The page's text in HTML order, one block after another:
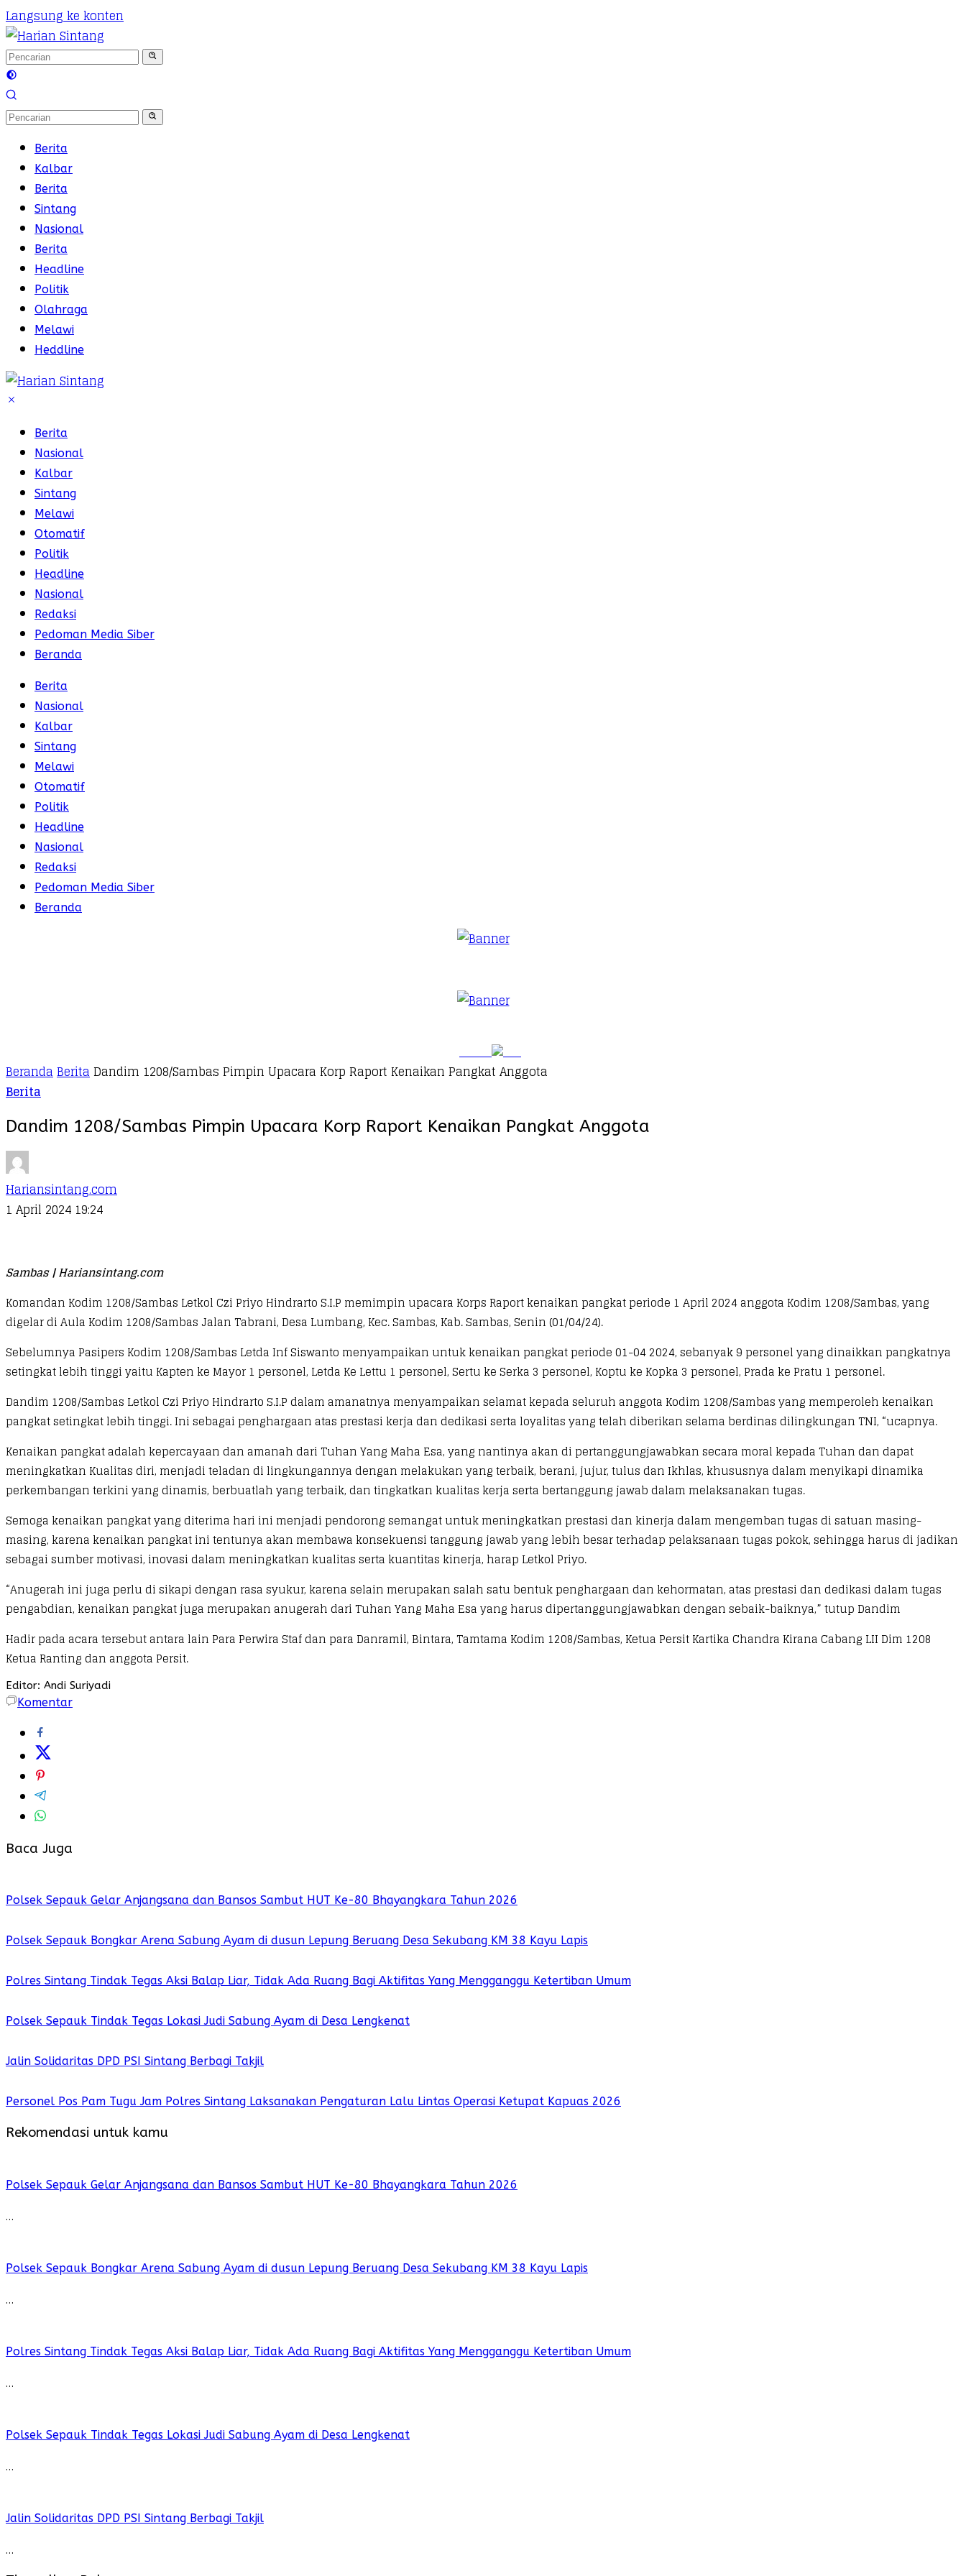
Langsung ke konten
Berita
Kalbar
Berita
Sintang
Nasional
Berita
Headline
Politik
Olahraga
Melawi
Heddline
Berita
Nasional
Kalbar
Sintang
Melawi
Otomatif
Politik
Headline
Nasional
Redaksi
Pedoman Media Siber
Beranda
Berita
Nasional
Kalbar
Sintang
Melawi
Otomatif
Politik
Headline
Nasional
Redaksi
Pedoman Media Siber
Beranda
BerandaBeritaDandim 1208/Sambas Pimpin Upacara Korp Raport Kenaikan Pangkat Anggota
Berita
Dandim 1208/Sambas Pimpin Upacara Korp Raport Kenaikan Pangkat Anggota
Hariansintang.com
1 April 2024 19:24
Sambas | Hariansintang.com
Komandan Kodim 1208/Sambas Letkol Czi Priyo Hindrarto S.I.P memimpin upacara Korps Raport kenaikan pangkat periode 1 April 2024 anggota Kodim 1208/Sambas, yang
digelar di Aula Kodim 1208/Sambas Jalan Tabrani, Desa Lumbang, Kec. Sambas, Kab. Sambas, Senin (01/04/24).
Sebelumnya Pasipers Kodim 1208/Sambas Letda Inf Siswanto menyampaikan untuk kenaikan pangkat periode 01-04 2024, sebanyak 9 personel yang dinaikkan pangkatnya
setingkat lebih tinggi yaitu Kapten ke Mayor 1 personel, Letda Ke Lettu 1 personel, Sertu ke Serka 3 personel, Koptu ke Kopka 3 personel, Prada ke Pratu 1 personel.
Dandim 1208/Sambas Letkol Czi Priyo Hindrarto S.I.P dalam amanatnya menyampaikan selamat kepada seluruh anggota Kodim 1208/Sambas yang memperoleh kenaikan
pangkat setingkat lebih tinggi. Ini sebagai penghargaan atas prestasi kerja dan dedikasi serta loyalitas yang telah diberikan selama berdinas dilingkungan TNI, “ucapnya.
Kenaikan pangkat adalah kepercayaan dan amanah dari Tuhan Yang Maha Esa, yang nantinya akan di pertanggungjawabkan secara moral kepada Tuhan dan dapat
meningkatkan Kualitas diri, menjadi teladan di lingkungannya dengan melakukan yang terbaik, berani, jujur, tulus dan Ikhlas, khususnya dalam menyikapi dinamika
perkembangan terkini yang dinamis, berbuatlah yang terbaik, dan tingkatkan kualitas kerja serta bertanggung jawab dalam melaksanakan tugas.
Semoga kenaikan pangkat yang diterima hari ini menjadi pendorong semangat untuk meningkatkan prestasi dan kinerja dalam mengemban tugas di satuan masing-
masing, karena kenaikan pangkat ini tentunya akan membawa konsekuensi tanggung jawab yang lebih besar terhadap pelaksanaan tugas pokok, sehingga harus di jadikan
sebagai sumber motivasi, inovasi dalam meningkatkan kualitas serta kuantitas kinerja, harap Letkol Priyo.
“Anugerah ini juga perlu di sikapi dengan rasa syukur, karena selain merupakan salah satu bentuk penghargaan dan kehormatan, atas prestasi dan dedikasi dalam tugas
pengabdian, kenaikan pangkat juga merupakan anugerah dari Tuhan Yang Maha Esa yang harus dipertanggungjawabkan dengan sebaik-baiknya,” tutup Dandim
Hadir pada acara tersebut antara lain Para Perwira Staf dan para Danramil, Bintara, Tamtama Kodim 1208/Sambas, Ketua Persit Kartika Chandra Kirana Cabang LII Dim 1208
Ketua Ranting dan anggota Persit.
Editor: Andi Suriyadi
Komentar
Baca Juga
Polsek Sepauk Gelar Anjangsana dan Bansos Sambut HUT Ke-80 Bhayangkara Tahun 2026
Polsek Sepauk Bongkar Arena Sabung Ayam di dusun Lepung Beruang Desa Sekubang KM 38 Kayu Lapis
Polres Sintang Tindak Tegas Aksi Balap Liar, Tidak Ada Ruang Bagi Aktifitas Yang Mengganggu Ketertiban Umum
Polsek Sepauk Tindak Tegas Lokasi Judi Sabung Ayam di Desa Lengkenat
Jalin Solidaritas DPD PSI Sintang Berbagi Takjil
Personel Pos Pam Tugu Jam Polres Sintang Laksanakan Pengaturan Lalu Lintas Operasi Ketupat Kapuas 2026
Rekomendasi untuk kamu
Polsek Sepauk Gelar Anjangsana dan Bansos Sambut HUT Ke-80 Bhayangkara Tahun 2026
…
Polsek Sepauk Bongkar Arena Sabung Ayam di dusun Lepung Beruang Desa Sekubang KM 38 Kayu Lapis
…
Polres Sintang Tindak Tegas Aksi Balap Liar, Tidak Ada Ruang Bagi Aktifitas Yang Mengganggu Ketertiban Umum
…
Polsek Sepauk Tindak Tegas Lokasi Judi Sabung Ayam di Desa Lengkenat
…
Jalin Solidaritas DPD PSI Sintang Berbagi Takjil
…